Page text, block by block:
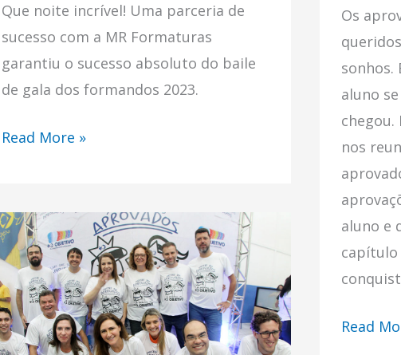
Que noite incrível! Uma parceria de
sucesso com a MR Formaturas
garantiu o sucesso absoluto do baile
de gala dos formandos 2023.
Read More »
Os
sonhos.
aluno
nos
aluno e
capítulo
Read
Festa
dos
Aprovados